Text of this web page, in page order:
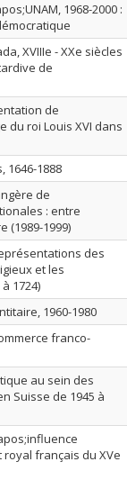
1968-2000 :
XVIIIe - XXe siècles
de
de
du roi Louis XVI dans
1646-1888
de
: entre
(1989-1999)
des
et les
1724)
1960-1980
franco-
au sein des
Suisse de 1945 à
français du XVe